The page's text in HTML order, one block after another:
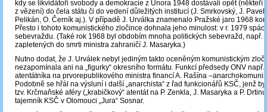
kdy se likvidátoři svobody a demokracie z Února 1948 dostávali opět (někteří
z vězení) do čela státu či do vedení důležitých institucí (J. Smrkovský, J.
Pelikán, O. Černík aj.). V případě J. Urválka znamenalo Pražské jaro 1968
Přesto i tohoto komunistického zločince dohnala jeho minulost: v r. 1979
sebevraždu. (Také rok 1968 byl obdobím mnoha politických sebevražd, např.
zapletených do smrti ministra zahraničí J. Masaryka.)
Nutno dodat, že J. Urválek nebyl jediným takto oceněným komunistickým
nezapomínala ani na „figurky“ okresního formátu. Funkcí předsedy ONV např.
atentátníka na prvorepublikového ministra financí A. Rašína
Podobně se hřál na výsluní i další „anarchista“ z řad funkcionářů KSČ, jenž
tzv. Krčmaňské aféry („krabičkový“ atentát na P. Zenkla, J. Masaryka a P.
tajemník KSČ v Olomouci „Jura“ Sosnar.